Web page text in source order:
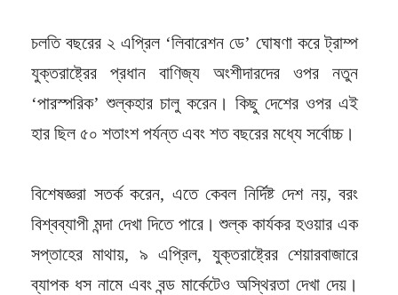
চলতি বছরের ২ এপ্রিল ‘লিবারেশন ডে’ ঘোষণা করে ট্রাম্প
যুক্তরাষ্ট্রের প্রধান বাণিজ্য অংশীদারদের ওপর নতুন
‘পারস্পরিক’ শুল্কহার চালু করেন। কিছু দেশের ওপর এই
হার ছিল ৫০ শতাংশ পর্যন্ত এবং শত বছরের মধ্যে সর্বোচ্চ।
বিশেষজ্ঞরা সতর্ক করেন, এতে কেবল নির্দিষ্ট দেশ নয়, বরং
বিশ্বব্যাপী মন্দা দেখা দিতে পারে। শুল্ক কার্যকর হওয়ার এক
সপ্তাহের মাথায়, ৯ এপ্রিল, যুক্তরাষ্ট্রের শেয়ারবাজারে
ব্যাপক ধস নামে এবং বন্ড মার্কেটেও অস্থিরতা দেখা দেয়।